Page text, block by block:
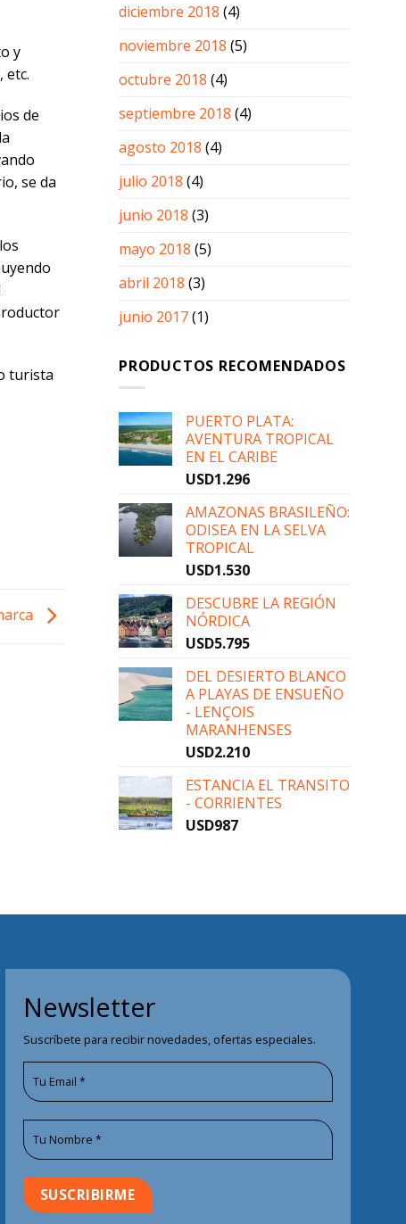
y
etc.
de
se da
turista
diciembre 2018 (4)
noviembre 2018 (5)
octubre 2018 (4)
septiembre 2018 (4)
agosto 2018 (4)
julio 2018 (4)
junio 2018 (3)
mayo 2018 (5)
abril 2018 (3)
junio 2017(1)
PRODUCTOS RECOMENDADOS
PUERTO PLATA:
AVENTURA TROPICAL
EN EL CARIBE
USD1.296
AMAZONAS BRASILEÑO:
ODISEA EN LA SELVA
TROPICAL
USD1.530
DESCUBRE LA REGIÓN
NÓRDICA
USD5.795
DEL DESIERTO BLANCO
A PLAYAS DE ENSUEÑO
- LENÇOIS
MARANHENSES
USD2.210
ESTANCIA EL TRANSITO
- CORRIENTES
USD987
Newsletter
Suscríbete para recibir novedades, ofertas especiales.